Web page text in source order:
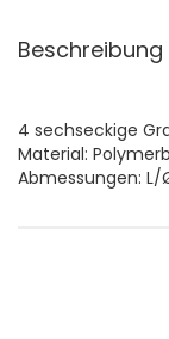
Beschreibung
4 sechseckige
Material:
Abmessungen: